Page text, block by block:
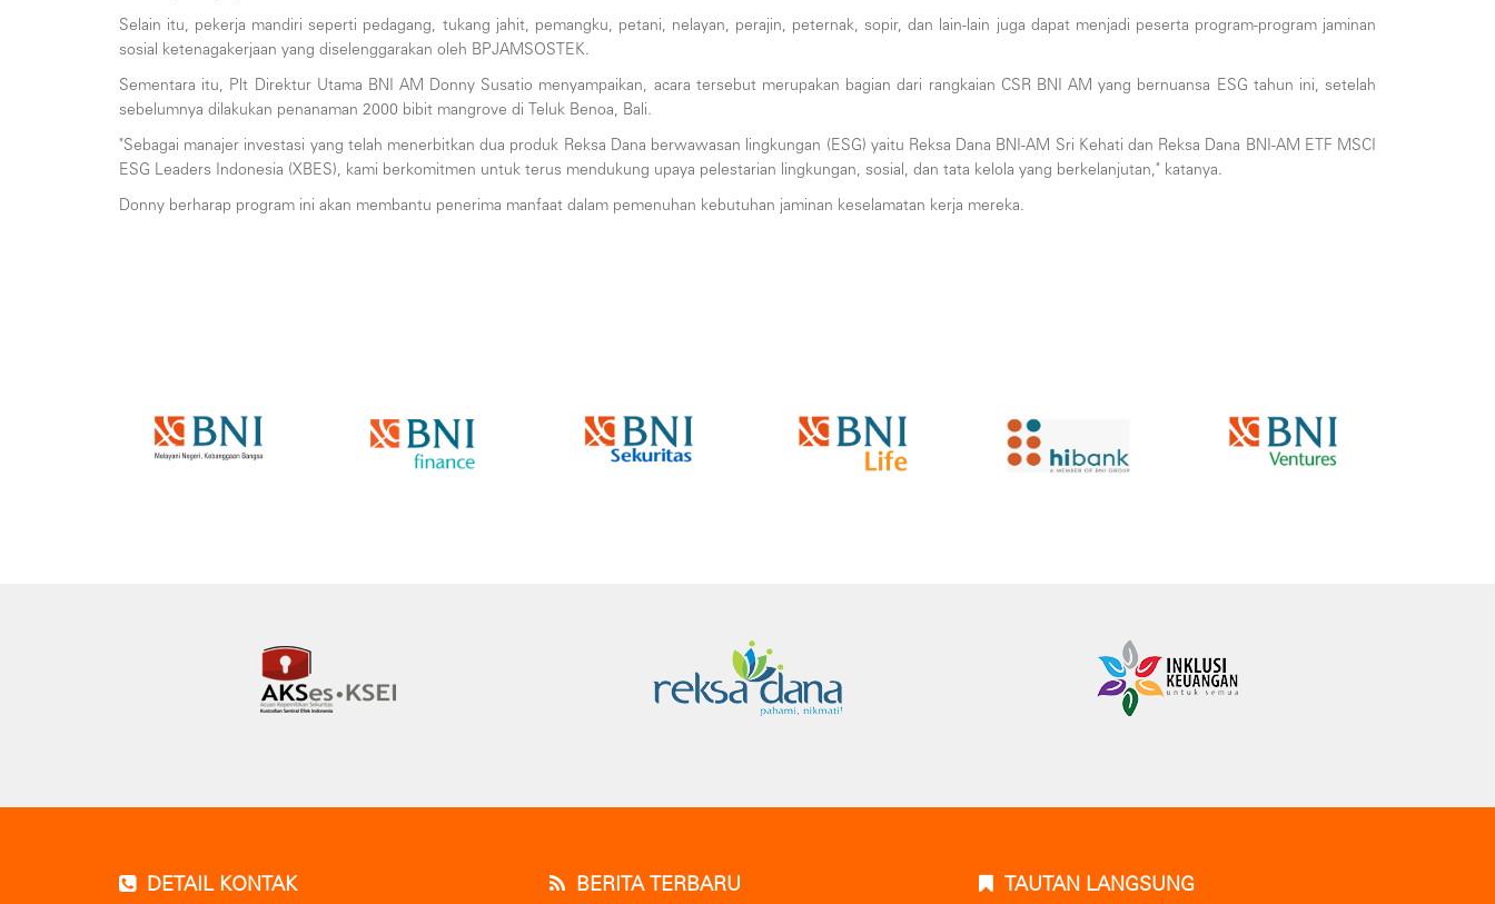
Selain itu, pekerja mandiri seperti pedagang, tukang jahit, pemangku, petani, nelayan, perajin, peternak, sopir, dan lain-lain juga dapat menjadi peserta program-program jaminan
sosial ketenagakerjaan yang diselenggarakan oleh BPJAMSOSTEK.
Sementara itu, Plt Direktur Utama BNI AM Donny Susatio menyampaikan, acara tersebut merupakan bagian dari rangkaian CSR BNI AM yang bernuansa ESG tahun ini, setelah
sebelumnya dilakukan penanaman 2000 bibit mangrove di Teluk Benoa, Bali.
"Sebagai manajer investasi yang telah menerbitkan dua produk Reksa Dana berwawasan lingkungan (ESG) yaitu Reksa Dana BNI-AM Sri Kehati dan Reksa Dana BNI-AM ETF MSCI
ESG Leaders Indonesia (XBES), kami berkomitmen untuk terus mendukung upaya pelestarian lingkungan, sosial, dan tata kelola yang berkelanjutan," katanya.
Donny berharap program ini akan membantu penerima manfaat dalam pemenuhan kebutuhan jaminan keselamatan kerja mereka.
DETAIL KONTAK BERITA TERBARU TAUTAN LANGSUNG